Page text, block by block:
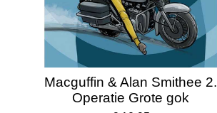
Macguffin & Alan Smithee 2.
Operatie Grote gok